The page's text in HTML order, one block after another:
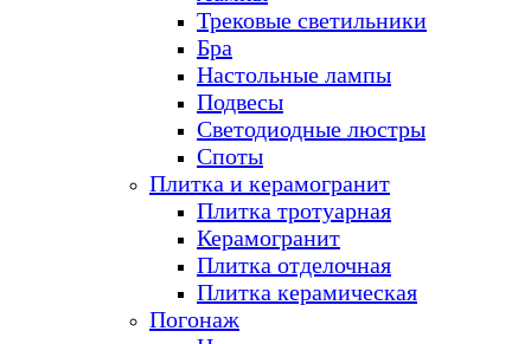
Трековые светильники
Бра
Настольные лампы
Подвесы
Светодиодные люстры
Споты
Плитка и керамогранит
Плитка тротуарная
Керамогранит
Плитка отделочная
Плитка керамическая
Погонаж